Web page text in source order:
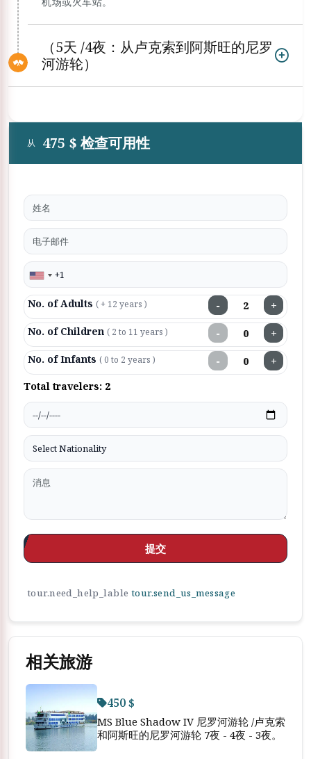
（5天 /4夜：从卢克索到阿斯旺的尼罗
河游轮）
从 475 $ 检查可用性
No. of Adults ( + 12 years ) − +
No. of Children ( 2 to 11 years ) − +
No. of Infants ( 0 to 2 years ) − +
Total travelers: 2
提交
tour.need_help_lable tour.send_us_message
相关旅游
450 $
MS Blue Shadow IV 尼罗河游轮 /卢克索
和阿斯旺的尼罗河游轮 7夜 - 4夜 - 3夜。